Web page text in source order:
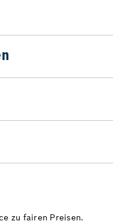
zu fairen Preisen.